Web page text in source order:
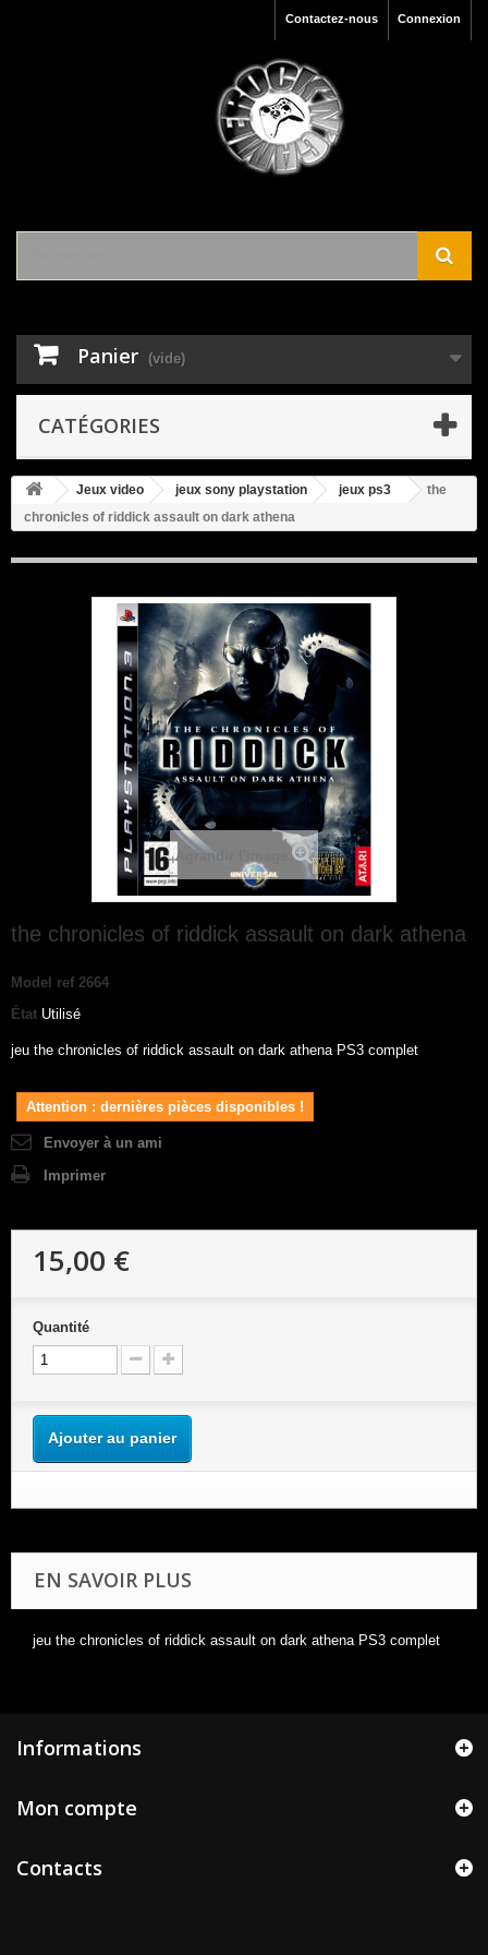
Connexion
Contactez-nous
Panier (vide)
CATÉGORIES
Jeux video jeux sony playstation jeux ps3
the
chronicles of riddick assault on dark athena
Agrandir l'image
the chronicles of riddick assault on dark athena
Model ref 2664
État Utilisé
jeu the chronicles of riddick assault on dark athena PS3 complet
Attention : dernières pièces disponibles !
Envoyer à un ami
Imprimer
15,00 €
Quantité
Ajouter au panier
EN SAVOIR PLUS
jeu the chronicles of riddick assault on dark athena PS3 complet
Informations
Mon compte
Contacts